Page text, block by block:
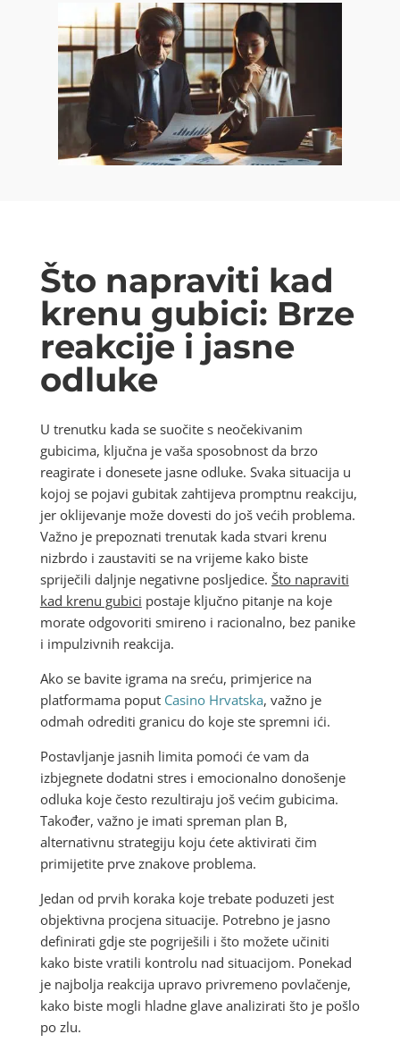
Što napraviti kad
krenu gubici: Brze
reakcije i jasne
odluke
U trenutku kada se suočite s neočekivanim
gubicima, ključna je vaša sposobnost da brzo
reagirate i donesete jasne odluke. Svaka situacija u
kojoj se pojavi gubitak zahtijeva promptnu reakciju,
jer oklijevanje može dovesti do još većih problema.
Važno je prepoznati trenutak kada stvari krenu
nizbrdo i zaustaviti se na vrijeme kako biste
spriječili daljnje negativne posljedice. Što napraviti
kad krenu gubici postaje ključno pitanje na koje
morate odgovoriti smireno i racionalno, bez panike
i impulzivnih reakcija.
Ako se bavite igrama na sreću, primjerice na
platformama poput Casino Hrvatska, važno je
odmah odrediti granicu do koje ste spremni ići.
Postavljanje jasnih limita pomoći će vam da
izbjegnete dodatni stres i emocionalno donošenje
odluka koje često rezultiraju još većim gubicima.
Također, važno je imati spreman plan B,
alternativnu strategiju koju ćete aktivirati čim
primijetite prve znakove problema.
Jedan od prvih koraka koje trebate poduzeti jest
objektivna procjena situacije. Potrebno je jasno
definirati gdje ste pogriješili i što možete učiniti
kako biste vratili kontrolu nad situacijom. Ponekad
je najbolja reakcija upravo privremeno povlačenje,
kako biste mogli hladne glave analizirati što je pošlo
po zlu.